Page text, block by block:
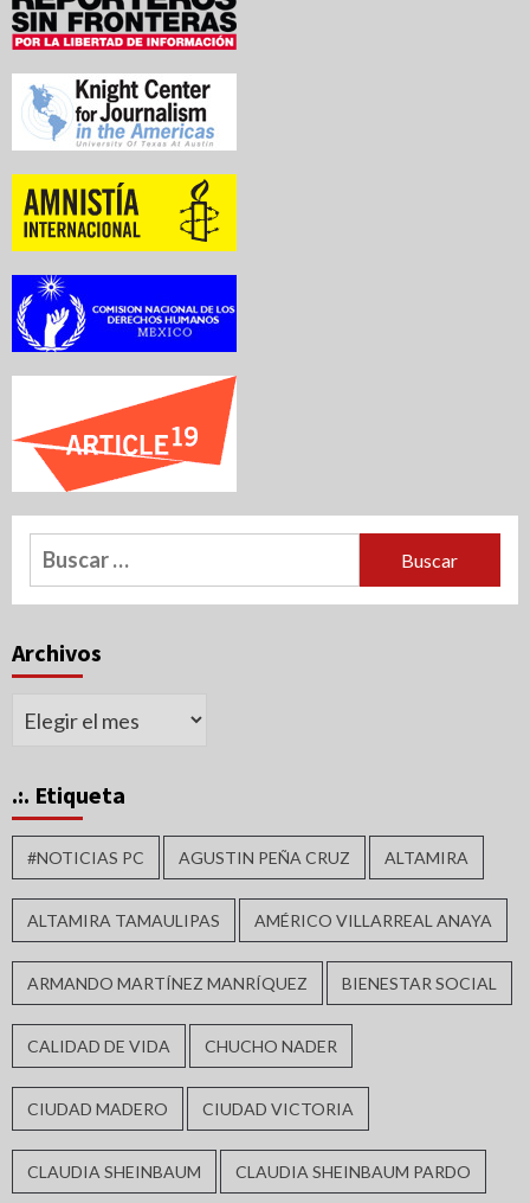
Buscar:
Archivos
Archivos
.:. Etiqueta
#NOTICIAS PC AGUSTIN PEÑA CRUZ ALTAMIRA
ALTAMIRA TAMAULIPAS AMÉRICO VILLARREAL ANAYA
ARMANDO MARTÍNEZ MANRÍQUEZ BIENESTAR SOCIAL
CALIDAD DE VIDA CHUCHO NADER
CIUDAD MADERO CIUDAD VICTORIA
CLAUDIA SHEINBAUM CLAUDIA SHEINBAUM PARDO